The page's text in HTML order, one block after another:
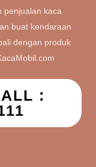
penjualan kaca
buat kendaraan
dengan produk
: